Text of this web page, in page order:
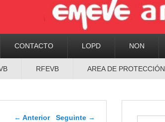
CONTACTO LOPD NON
RFEVB AREA DE PROTECCIÓN
Navegador de artigos
← Anterior Seguinte →